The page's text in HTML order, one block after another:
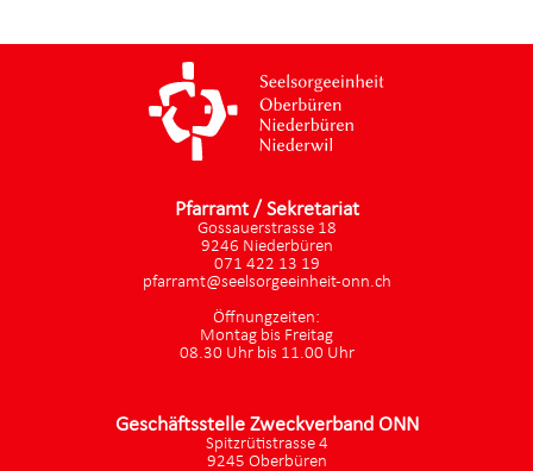
Pfarramt / Sekretariat
Gossauerstrasse 18
9246 Niederbüren
071 422 13 19
pfarramt@seelsorgeeinheit-onn.ch
Öffnungzeiten:
Montag bis Freitag
08.30 Uhr bis 11.00 Uhr
Geschäftsstelle Zweckverband ONN
Spitzrütistrasse 4
9245 Oberbüren